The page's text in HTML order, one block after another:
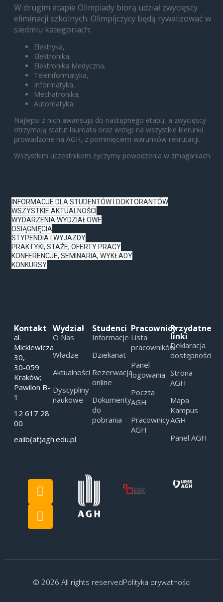
W drugim etapie Olimpiady biorą udział zwycięscy
eliminacji szkolnych. Olimpijczycy będą rywalizować w
siedmiu kategoriach:
Elektryka,
Elektronika,
Elektronika Medyczna,
Teleinformatyka,
Informatyka,
Mechatronika,
Automatyka.
Najlepsi z nich awansują do następnego etapu, a zwycięscy
otrzymają statut laureata oraz wstęp na wszystkie kierunki
prowadzone na AGH, z pominięciem warunków rekrutacji.
Wszystkim uczestnikom życzymy powodzenia w zmaganiach.
INFORMACJE DLA STUDENTÓW I DOKTORANTÓW
WSZYSTKIE AKTUALNOŚCI
WYDARZENIA WYDZIAŁOWE
OSIĄGNIĘCIA
STYPENDIA I WYJAZDY
PRAKTYKI, STAŻE, OFERTY PRACY
KONFERENCJE, SEMINARIA, WYKŁADY
KONKURSY
Kontakt
al.
Mickiewicza
30,
30-059
Kraków;
Pawilon B-
1
12 617 28
00
eaiib(at)agh.edu.pl
Wydział
O Nas
Władze
Aktualności
Dyscypliny
naukowe
Studenci
Informacje
Dziekanat
Rezerwacja
online
Dokumenty
do
pobrania
Pracownicy
Lista
pracowników
Panel
logowania
Poczta
AGH
Pracownicy
AGH
Przydatne
linki
Deklaracja
dostępności
Strona
AGH
Mapa
Kampus
AGH
Panel AGH
© 2026 All rights reservedPolityka prywatności